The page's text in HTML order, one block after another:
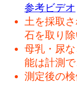
参考ビデオ
土を採取
石を取り除
母乳・尿
能は計測で
測定後の検